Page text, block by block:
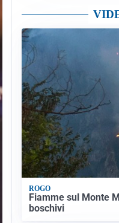
ROGO
Fiamme sul Monte
boschivi